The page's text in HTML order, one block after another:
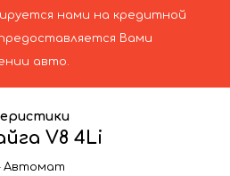
нами на кредитной
Вами
авто.
V8 4Li
Автомат